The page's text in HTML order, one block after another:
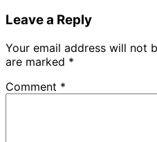
Leave a Reply
Your email address will not
are marked *
Comment *